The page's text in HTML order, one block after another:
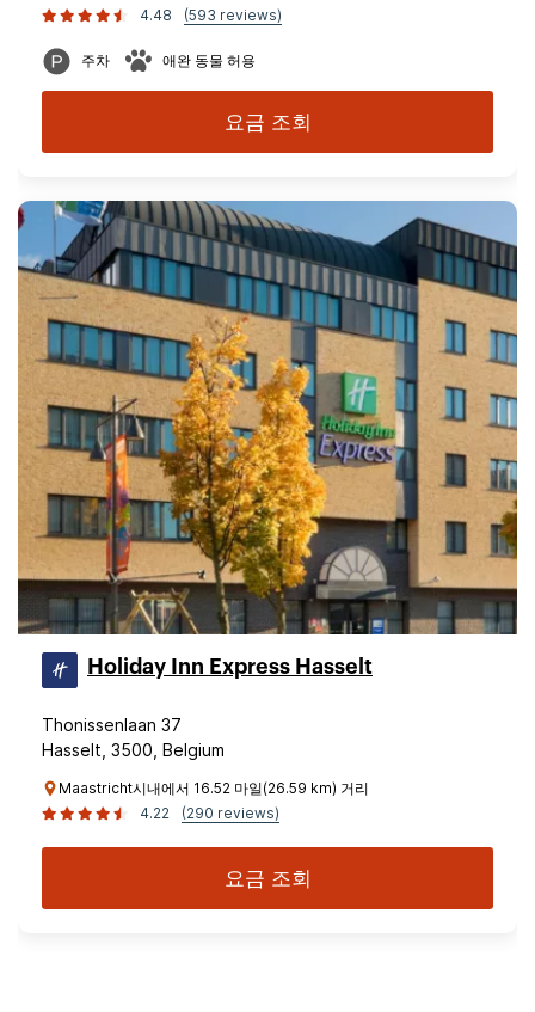
4.48
(593 reviews)
주차 애완 동물 허용
요금 조회
Holiday Inn Express Hasselt
Thonissenlaan 37
Hasselt, 3500, Belgium
Maastricht시내에서 16.52 마일(26.59 km) 거리
4.22
(290 reviews)
요금 조회